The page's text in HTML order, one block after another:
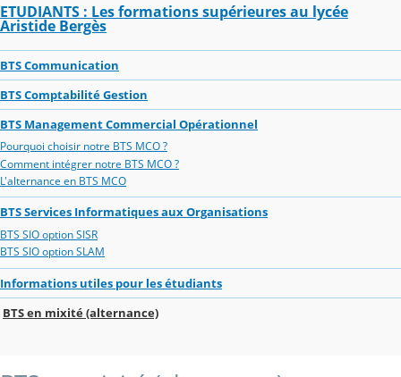
ETUDIANTS : Les formations supérieures au lycée
Aristide Bergès
BTS Communication
BTS Comptabilité Gestion
BTS Management Commercial Opérationnel
Pourquoi choisir notre BTS MCO ?
Comment intégrer notre BTS MCO ?
L'alternance en BTS MCO
BTS Services Informatiques aux Organisations
BTS SIO option SISR
BTS SIO option SLAM
Informations utiles pour les étudiants
BTS en mixité (alternance)